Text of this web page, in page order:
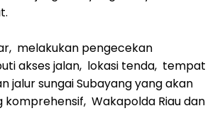
melakukan pengecekan
akses jalan, lokasi tenda, tempat
jalur sungai Subayang yang akan
komprehensif, Wakapolda Riau dan